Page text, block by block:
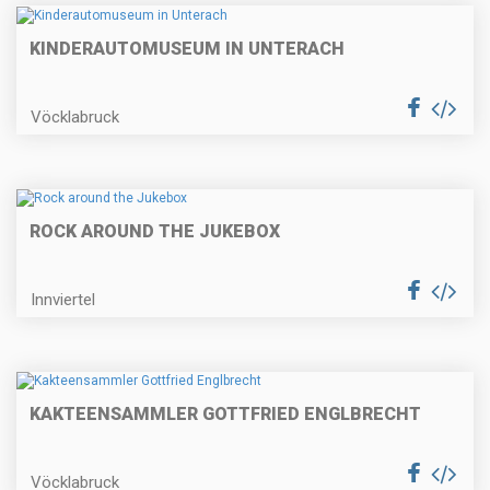
KINDERAUTOMUSEUM IN UNTERACH
Vöcklabruck
ROCK AROUND THE JUKEBOX
Innviertel
KAKTEENSAMMLER GOTTFRIED ENGLBRECHT
Vöcklabruck